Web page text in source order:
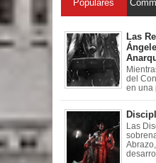
Populares
Las
del
en una
Las